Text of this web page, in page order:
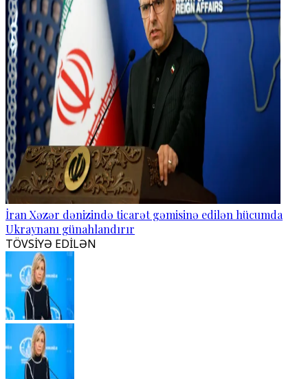
İran Xəzər dənizində ticarət gəmisinə edilən hücumda
Ukraynanı günahlandırır
TÖVSİYƏ EDİLƏN